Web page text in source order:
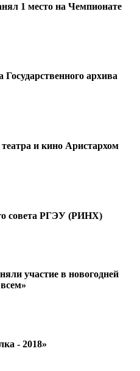
1 место на Чемпионате
архива
театра и кино Аристархом
совета РГЭУ (РИНХ)
участие в новогодней
- 2018»